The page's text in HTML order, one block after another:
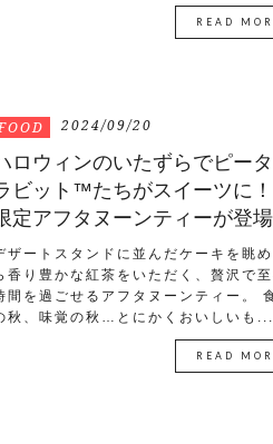
READ
2024/09/20
ロウィンのいたずらでピー
ビット™たちがスイーツに！
定アフタヌーンティーが登場
ザートスタンドに並んだケーキを眺
香り豊かな紅茶をいただく、贅沢で
間を過ごせるアフタヌーンティー。
秋、味覚の秋…とにかくおいしいも...
READ